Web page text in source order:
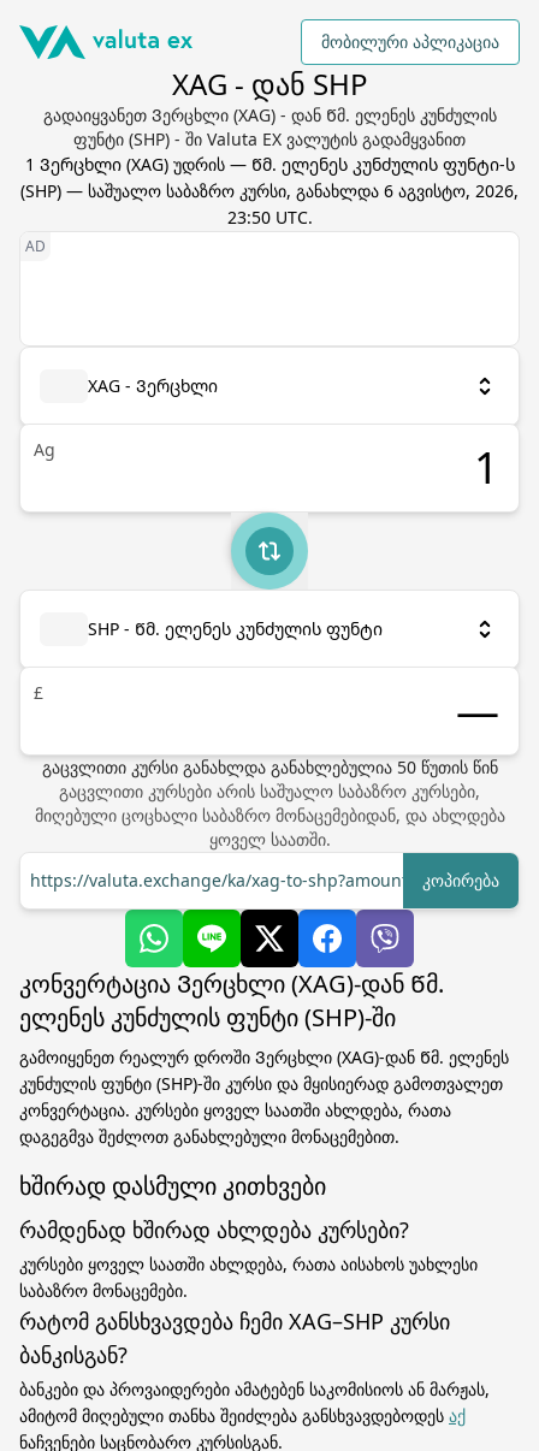
მობილური აპლიკაცია
XAG - დან SHP
გადაიყვანეთ Ვერცხლი (XAG) - დან Წმ. ელენეს კუნძულის
ფუნტი (SHP) - ში Valuta EX ვალუტის გადამყვანით
1 Ვერცხლი(XAG) უდრის — Წმ. ელენეს კუნძულის ფუნტი-ს
(SHP) — საშუალო საბაზრო კურსი, განახლდა 6 აგვისტო, 2026,
23:50 UTC.
XAG - Ვერცხლი
Ag
SHP - Წმ. ელენეს კუნძულის ფუნტი
£
გაცვლითი კურსი განახლდა განახლებულია 50წუთის წინ
გაცვლითი კურსები არის საშუალო საბაზრო კურსები,
მიღებული ცოცხალი საბაზრო მონაცემებიდან, და ახლდება
ყოველ საათში.
https://valuta.exchange/ka/xag-to-shp?amount=1კოპირება
კონვერტაცია Ვერცხლი (XAG)-დან Წმ.
ელენეს კუნძულის ფუნტი (SHP)-ში
გამოიყენეთ რეალურ დროში Ვერცხლი (XAG)-დან Წმ. ელენეს
კუნძულის ფუნტი (SHP)-ში კურსი და მყისიერად გამოთვალეთ
კონვერტაცია. კურსები ყოველ საათში ახლდება, რათა
დაგეგმვა შეძლოთ განახლებული მონაცემებით.
ხშირად დასმული კითხვები
რამდენად ხშირად ახლდება კურსები?
კურსები ყოველ საათში ახლდება, რათა აისახოს უახლესი
საბაზრო მონაცემები.
რატომ განსხვავდება ჩემი XAG–SHP კურსი
ბანკისგან?
ბანკები და პროვაიდერები ამატებენ საკომისიოს ან მარჟას,
ამიტომ მიღებული თანხა შეიძლება განსხვავდებოდეს აქ
ნაჩვენები საცნობარო კურსისგან.